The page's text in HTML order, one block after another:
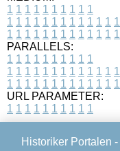
1 1 1 1 1 1 1 1 1 1
1 1 1 1 1 1 1 1 1 1 1 1 1
1 1 1 1 1 1 1 1 1 1 1 1 1
PARALLELS:
1 1 1 1 1 1 1 1 1 1
1 1 1 1 1 1 1 1 1 1 1 1 1
1 1 1 1 1 1 1 1 1 1 1 1 1
URL PARAMETER:
1 1 1 1 1 1 1 1 1 1
Historiker Portalen -